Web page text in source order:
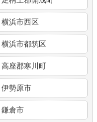
横浜市西区
横浜市都筑区
高座郡寒川町
伊勢原市
鎌倉市